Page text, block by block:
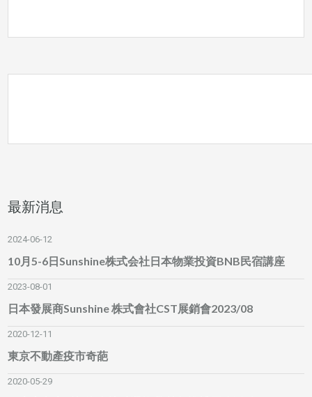
最新消息
2024-06-12
10月5-6日Sunshine株式会社日本物業投資BNB民宿講座
2023-08-01
日本發展商Sunshine 株式會社CST展銷會2023/08
2020-12-11
東京不動產疫市奇葩
2020-05-29